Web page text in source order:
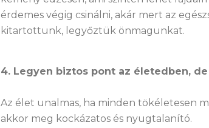
érdemes végig csinálni, akár mert az
kitartottunk, legyőztük önmagunkat.
4. Legyen biztos pont az életedben,
Az élet unalmas, ha minden tökéletesen
akkor meg kockázatos és nyugtalanító.